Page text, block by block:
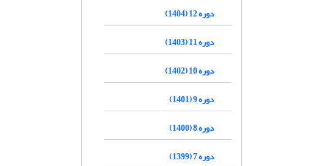
دوره 12 (1404)
دوره 11 (1403)
دوره 10 (1402)
دوره 9 (1401)
دوره 8 (1400)
دوره 7 (1399)